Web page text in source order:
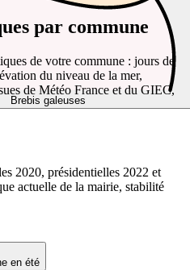
Brebis galeuses
en été
par commune
de votre commune : jours de
du niveau de la mer,
de Météo France et du GIEC,
2020, présidentielles 2022 et
actuelle de la mairie, stabilité